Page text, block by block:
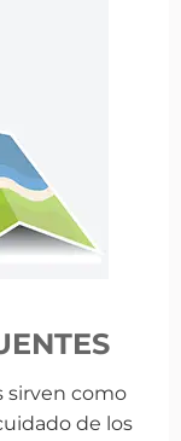
sirven como
de los